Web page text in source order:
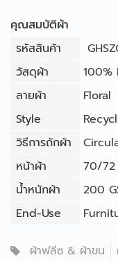
คุณสมบัติผ้า
รหัสสินค้า
วัสดุผ้า
100%
ลายผ้า
Floral
Style
วิธีการถักผ้า
หน้าผ้า
70/72
น้ำหนักผ้า
200
End-Use
ผ้าฟลีซ & ผ้าขน